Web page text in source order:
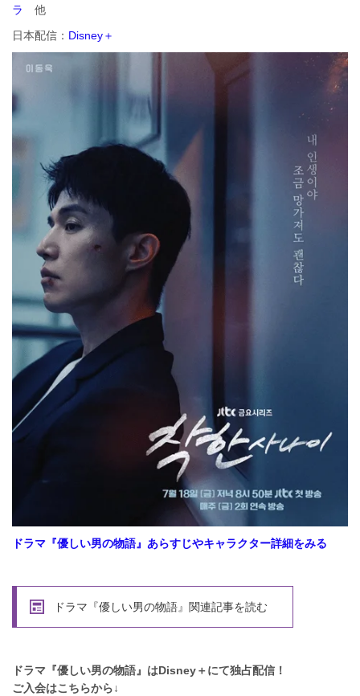
ラ
他
日本配信： Disney＋
ドラマ『優しい男の物語』あらすじやキャラクター詳細をみる
ドラマ『優しい男の物語』関連記事を読む
ドラマ『優しい男の物語』はDisney＋にて独占配信！
ご入会はこちらから↓